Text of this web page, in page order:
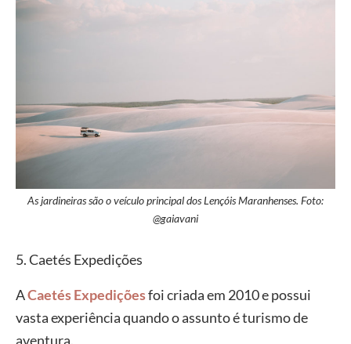
As jardineiras são o veículo principal dos Lençóis Maranhenses. Foto:
@gaiavani
5. Caetés Expedições
ACaetés Expediçõesfoi criada em 2010 e possui
vasta experiência quando o assunto é turismo de
aventura.